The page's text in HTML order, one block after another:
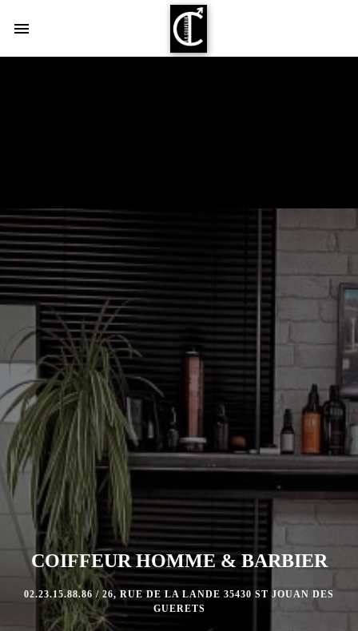
COIFFEUR HOMME & BARBIER
02.23.15.88.86 / 26, RUE DE LA LANDE 35430 ST JOUAN DES
GUERETS